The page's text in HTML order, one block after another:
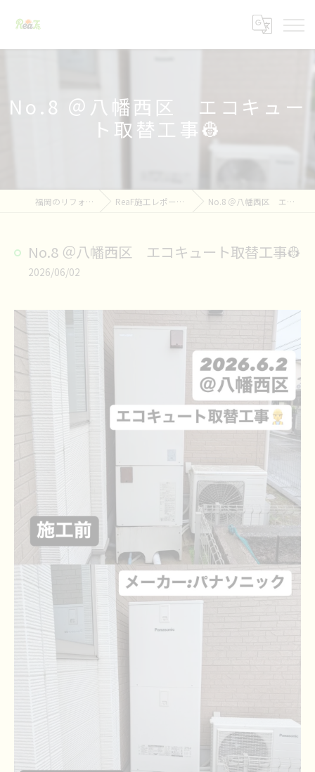
No.8 ＠八幡西区 エコキュー
ト取替工事👷
福岡のリフォームならReaF ReaF施工レポート👷&お知らせ📢 No.8 ＠八幡西区 エコキュート取替工事👷
No.8 ＠八幡西区 エコキュート取替工事👷
2026/06/02